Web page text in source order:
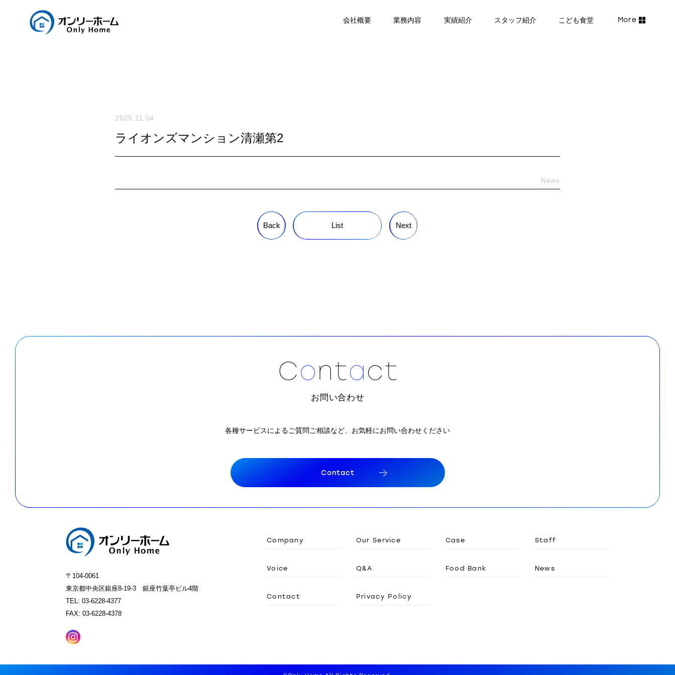
会社概要 業務内容 実績紹介 スタッフ紹介 こども食堂
2025.11.04
ライオンズマンション清瀬第2
News
Back List Next
Contact
お問い合わせ
各種サービスによるご質問ご相談など、 お気軽にお問い合わせください
Contact
〒104-0061
東京都中央区銀座8-19-3 銀座竹葉亭ビル4階
TEL: 03-6228-4377
FAX: 03-6228-4378
Company Our Service Case Staff
Voice Q&A Food Bank News
Contact Privacy Policy